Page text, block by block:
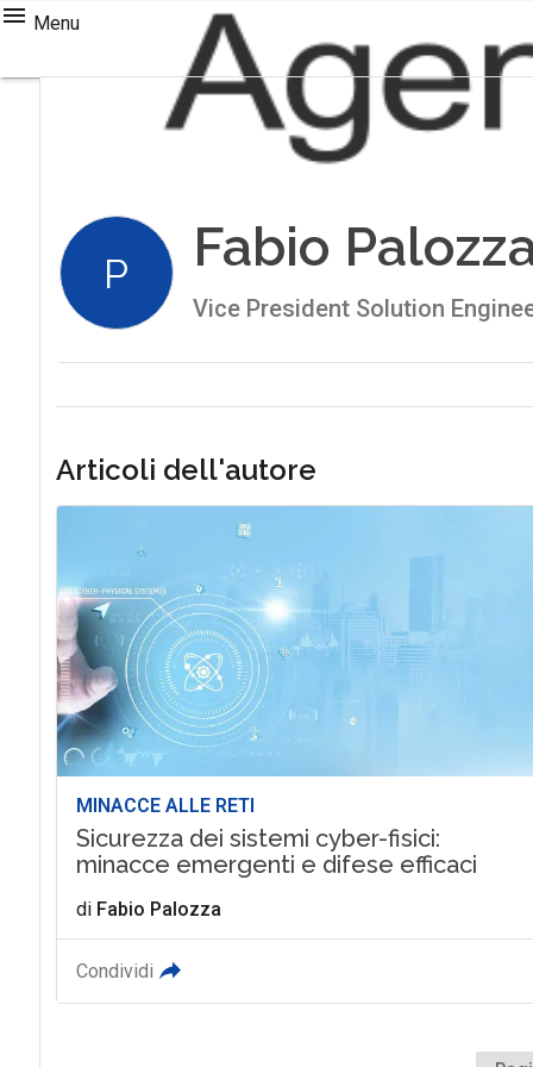
Menu
P Fabio
Vice President Solution
Articoli dell'autore
MINACCE ALLE RETI
Sicurezza dei sistemi cyber-fisici:
minacce emergenti e difese efficaci
di Fabio Palozza
Condividi